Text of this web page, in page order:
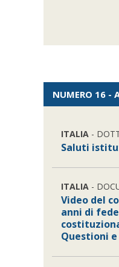
NUMERO 16 -
ITALIA -
Saluti
ITALIA -
Video del
anni di
Questioni